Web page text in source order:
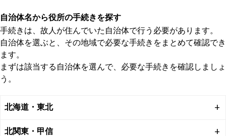
葬儀が終わってから落ち着いたタイミングで、役所へ訪問して
手続きを進めましょう。
また、死亡診断書の原本は提出すると返却されないため、他の
手続き用に「死亡診断書のコピー」を事前にとっておくことを
おすすめします。
多くの手続きでは、死亡の事実を証明する書類としてこのコピ
自治体名から役所の手続きを探す
手続きは、故人が住んでいた自治体で行う必要があります。
自治体を選ぶと、その地域で必要な手続きをまとめて確認でき
ます。
まずは該当する自治体を選んで、必要な手続きを確認しましょ
う。
北海道・東北
北関東・甲信